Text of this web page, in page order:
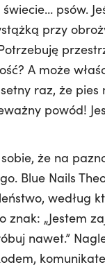
psów.
przy
A może
raz, że pies
powód!
że na
Blue Nails
według
znak: „Jestem
nawet.”